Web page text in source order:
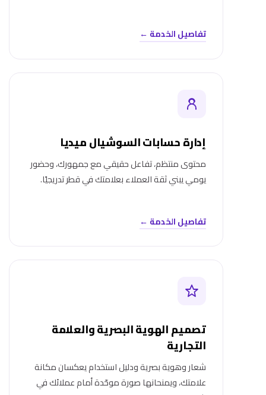
تفاصيل الخدمة ←
إدارة حسابات السوشيال ميديا
محتوى منتظم، تفاعل حقيقي مع جمهورك، وحضور
يومي يبني ثقة العملاء بعلامتك في قطر تدريجيًا.
تفاصيل الخدمة ←
تصميم الهوية البصرية والعلامة
التجارية
شعار وهوية بصرية ودليل استخدام يعكسان مكانة
علامتك، ويمنحانها صورة موحّدة أمام عملائك في